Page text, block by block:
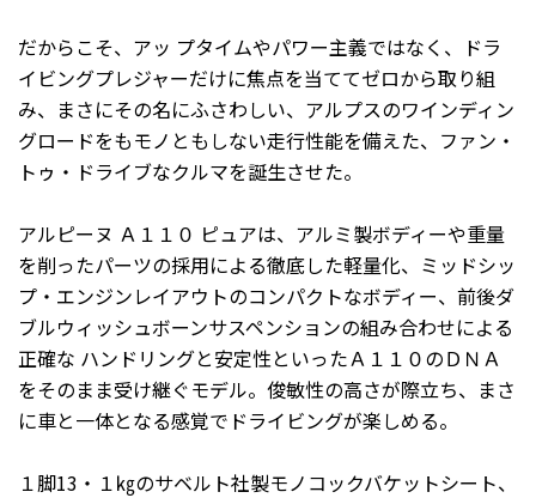
だからこそ、アッ プタイムやパワー主義ではなく、ドラ
イビングプレジャーだけに焦点を当ててゼロから取り組
み、まさにその名にふさわしい、アルプスのワインディン
グロードをもモノともしない走行性能を備えた、ファン・
トゥ・ドライブなクルマを誕生させた。
アルピーヌ Ａ１１０ ピュアは、アルミ製ボディーや重量
を削ったパーツの採用による徹底した軽量化、ミッドシッ
プ・エンジンレイアウトのコンパクトなボディー、前後ダ
ブルウィッシュボーンサスペンションの組み合わせによる
正確な ハンドリングと安定性といったＡ１１０のＤＮＡ
をそのまま受け継ぐモデル。俊敏性の高さが際立ち、まさ
に車と一体となる感覚でドライビングが楽しめる。
１脚13・１㎏のサベルト社製モノコックバケットシート、